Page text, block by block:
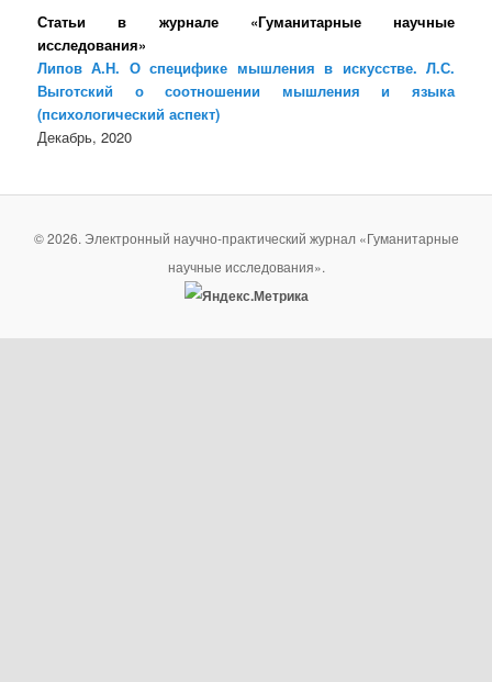
Статьи в журнале «Гуманитарные научные
исследования»
Липов А.Н. О специфике мышления в искусстве. Л.С.
Выготский о соотношении мышления и языка
(психологический аспект)
Декабрь, 2020
© 2026. Электронный научно-практический журнал «Гуманитарные
научные исследования».